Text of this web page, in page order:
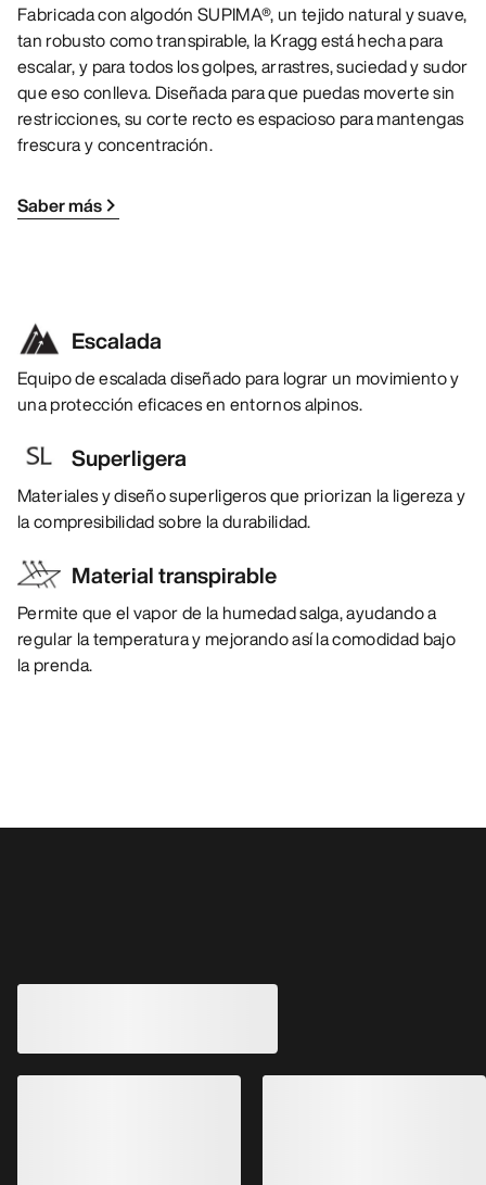
Fabricada con algodón SUPIMA®, un tejido natural y suave,
tan robusto como transpirable, la Kragg está hecha para
escalar, y para todos los golpes, arrastres, suciedad y sudor
que eso conlleva. Diseñada para que puedas moverte sin
restricciones, su corte recto es espacioso para mantengas
frescura y concentración.
Saber más
Escalada
Equipo de escalada diseñado para lograr un movimiento y
una protección eficaces en entornos alpinos.
Superligera
Materiales y diseño superligeros que priorizan la ligereza y
la compresibilidad sobre la durabilidad.
Material transpirable
Permite que el vapor de la humedad salga, ayudando a
regular la temperatura y mejorando así la comodidad bajo
la prenda.